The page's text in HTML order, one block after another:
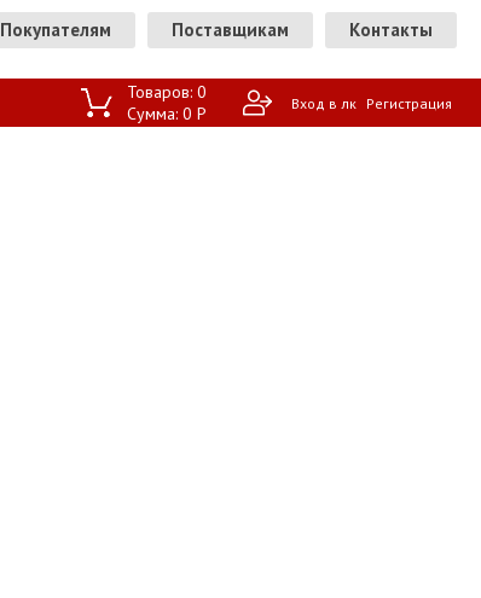
Покупателям Поставщикам Контакты
Товаров: 0
Сумма: 0 P Вход в лк Регистрация